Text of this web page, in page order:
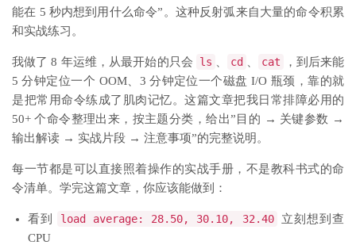
能在 5 秒内想到用什么命令”。这种反射弧来自大量的命令积累
和实战练习。
我做了 8 年运维，从最开始的只会 ls cd cat
，到后来能
5 分钟定位一个 OOM、3 分钟定位一个磁盘 I/O 瓶颈，靠的就
是把常用命令练成了肌肉记忆。这篇文章把我日常排障必用的
50+ 个命令整理出来，按主题分类，给出”目的 → 关键参数 →
输出解读 → 实战片段 → 注意事项”的完整说明。
每一节都是可以直接照着操作的实战手册，不是教科书式的命
令清单。学完这篇文章，你应该能做到：
看到 load average: 28.50, 30.10, 32.40
立刻想到查
CPU